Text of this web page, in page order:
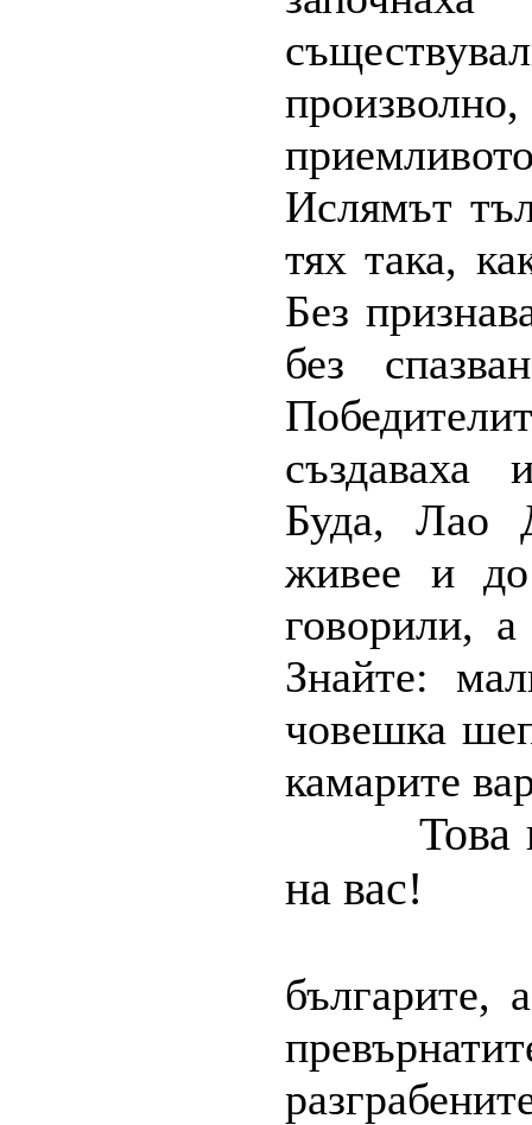
Ислямът
тях така,
Без
без
създаваха
Буда, Лао
живее и
говорили,
Знайте:
човешка
камарите
Това
на вас!
българите,